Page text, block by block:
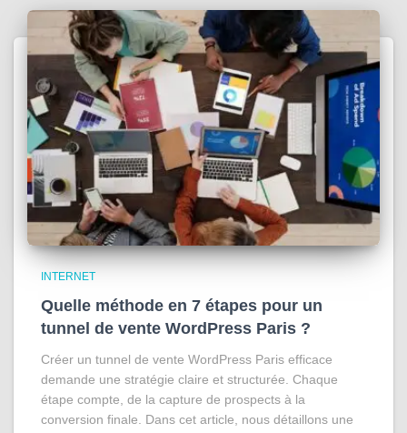
INTERNET
Quelle méthode en 7 étapes pour un
tunnel de vente WordPress Paris ?
Créer un tunnel de vente WordPress Paris efficace
demande une stratégie claire et structurée. Chaque
étape compte, de la capture de prospects à la
conversion finale. Dans cet article, nous détaillons une